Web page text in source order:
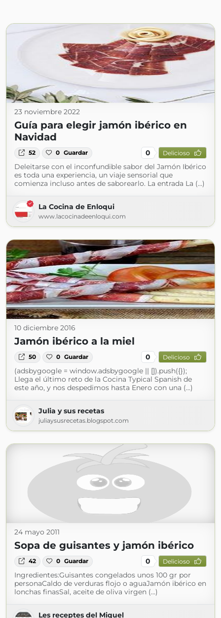
23 noviembre 2022
Guía para elegir jamón ibérico en
Navidad
52 0 Guardar 0 Delicioso
Deleitarse con el inconfundible sabor del Jamón Ibérico
es toda una experiencia, un viaje sensorial que
comienza incluso antes de saborearlo. La entrada La (...)
La Cocina de Enloqui
www.lacocinadeenloqui.com
10 diciembre 2016
Jamón ibérico a la miel
50 0 Guardar 0 Delicioso
(adsbygoogle = window.adsbygoogle || []).push({});
Llega el último reto de la Cocina Typical Spanish de
este año, y nos despedimos hasta Enero con una (...)
Julia y sus recetas
juliaysusrecetas.blogspot.com
24 mayo 2011
Sopa de guisantes y jamón ibérico
42 0 Guardar 0 Delicioso
Ingredientes:Guisantes congelados unos 100 gr por
personaCaldo de verduras flojo o aguaJamón ibérico en
lonchas finasSal, aceite de oliva virgen (...)
Les receptes del Miquel